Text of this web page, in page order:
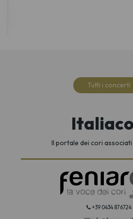
Tutti i concerti
Il portale dei cori
+39 0434 876724